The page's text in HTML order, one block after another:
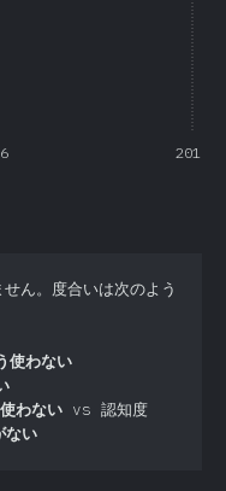
2017
ん。度合いは次のよう
使わない
わない vs 認知度
ない